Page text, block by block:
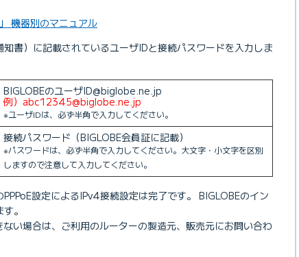
機器別のマニュアル
書）に記載されているユーザIDと接続パスワードを入力しま
BIGLOBEのユーザID@biglobe.ne.jp
例）abc12345@biglobe.ne.jp
※ユーザIDは、必ず半角で入力してください。
接続パスワード（BIGLOBE会員証に記載）
※パスワードは、必ず半角で入力してください。大文字・小文字を区別
しますので注意して入力してください。
設定によるIPv4接続設定は完了です。 BIGLOBEのイン
。
い場合は、ご利用のルーターの製造元、販売元にお問い合わ